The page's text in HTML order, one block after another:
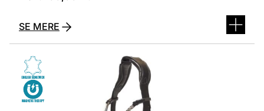
SE MERE
vare
har
flere
varianter.
Mulighederne